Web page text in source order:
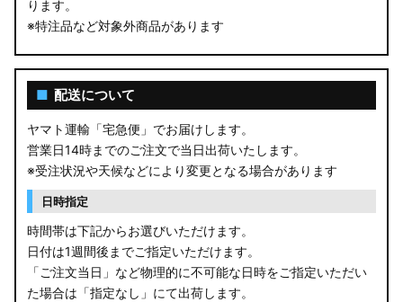
ります。
※特注品など対象外商品があります
■ 配送について
ヤマト運輸「宅急便」でお届けします。
営業日14時までのご注文で当日出荷いたします。
※受注状況や天候などにより変更となる場合があります
日時指定
時間帯は下記からお選びいただけます。
日付は1週間後までご指定いただけます。
「ご注文当日」など物理的に不可能な日時をご指定いただい
た場合は「指定なし」にて出荷します。